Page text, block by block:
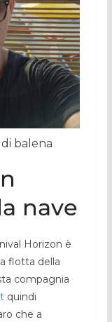
balena
nave
Horizon è
flotta della
compagnia
quindi
che a